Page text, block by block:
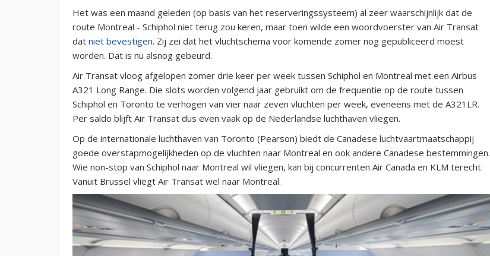
Het was een maand geleden (op basis van het reserveringssysteem) al zeer waarschijnlijk dat de
route Montreal - Schiphol niet terug zou keren, maar toen wilde een woordvoerster van Air Transat
dat niet bevestigen. Zij zei dat het vluchtschema voor komende zomer nog gepubliceerd moest
worden. Dat is nu alsnog gebeurd.
Air Transat vloog afgelopen zomer drie keer per week tussen Schiphol en Montreal met een Airbus
A321 Long Range. Die slots worden volgend jaar gebruikt om de frequentie op de route tussen
Schiphol en Toronto te verhogen van vier naar zeven vluchten per week, eveneens met de A321LR.
Per saldo blijft Air Transat dus even vaak op de Nederlandse luchthaven vliegen.
Op de internationale luchthaven van Toronto (Pearson) biedt de Canadese luchtvaartmaatschappij
goede overstapmogelijkheden op de vluchten naar Montreal en ook andere Canadese bestemmingen.
Wie non-stop van Schiphol naar Montreal wil vliegen, kan bij concurrenten Air Canada en KLM terecht.
Vanuit Brussel vliegt Air Transat wel naar Montreal.